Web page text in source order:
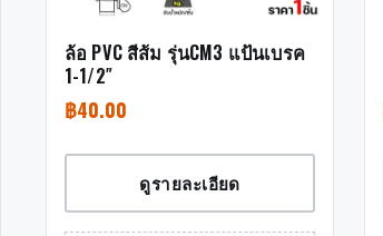
ล้อ PVC สีส้ม รุ่นCM3 แป้นเบรค
1-1/2″
฿40.00
ดูรายละเอียด